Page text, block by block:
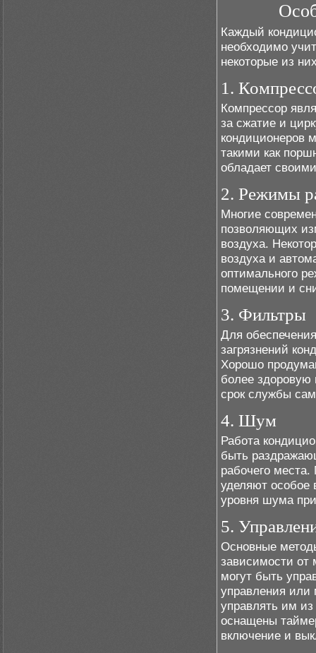
Каждый
необходимо
некоторые из
1.
Компрессор
за сжатие и
кондиционеров
такими как
обладает
2. Режимы
Многие
позволяющих
воздуха.
воздуха и
оптимального
помещении и
3. Фильтры
Для
загрязнений
Хорошо
более
срок службы
4. Шум
Работа
быть
рабочего
уделяют
уровня шума
5.
Основные
зависимости от
могут быть
управления или
управлять им
оснащены
включение и